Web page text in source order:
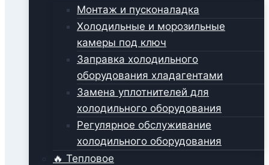
Монтаж и пусконаладка
Холодильные и морозильные
камеры под ключ
Заправка холодильного
оборудования хладагентами
Замена уплотнителей для
холодильного оборудования
Регулярное обслуживание
холодильного оборудования
🔥 Тепловое